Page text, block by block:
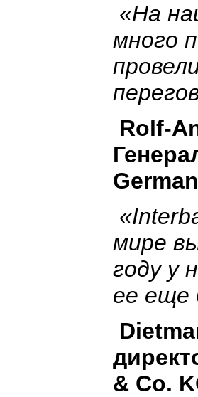
«На
много
Rolf-
«
мире
году у
ее еще
& Co.